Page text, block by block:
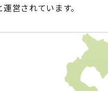
営されています。